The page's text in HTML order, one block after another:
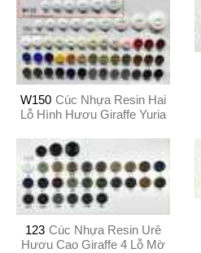
W150 Cúc Nhựa Resin Hai
Lỗ Hình Hươu Giraffe Yuria
123 Cúc Nhựa Resin Urê
Hươu Cao Giraffe 4 Lỗ Mờ